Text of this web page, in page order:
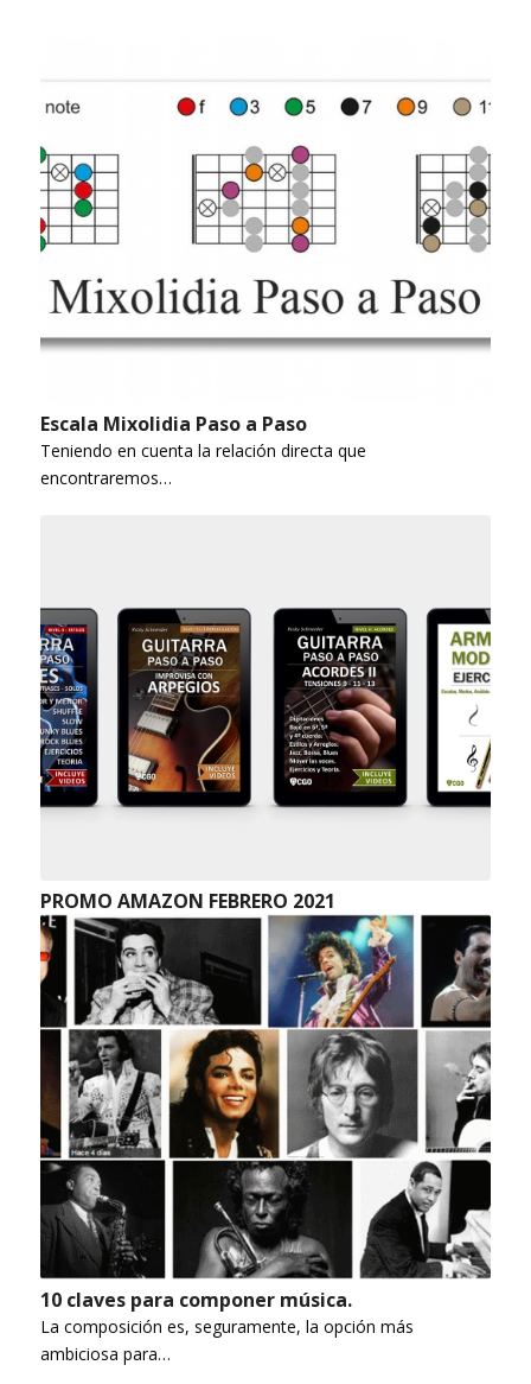
Escala Mixolidia Paso a Paso
Teniendo en cuenta la relación directa que
encontraremos…
PROMO AMAZON FEBRERO 2021
10 claves para componer música.
La composición es, seguramente, la opción más
ambiciosa para…